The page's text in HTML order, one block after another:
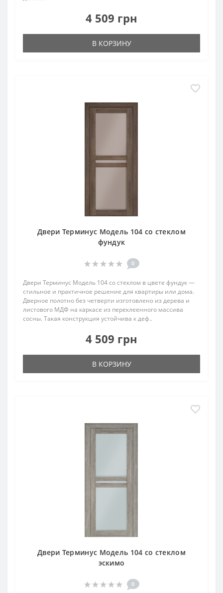
4 509 грн
В КОРЗИНУ
Двери Терминус Модель 104 со стеклом
фундук
0
Двери Терминус Модель 104 со стеклом в цвете фундук —
стильное и практичное решение для квартиры или дома.
Дверное полотно без четверти изготовлено из дерева и
листового МДФ на каркасе из переклеенного массива
сосны. Такая конструкция устойчива к деф..
4 509 грн
В КОРЗИНУ
Двери Терминус Модель 104 со стеклом
эскимо
0